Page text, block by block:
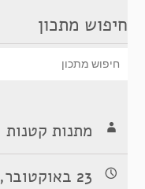
חיפוש מתכון
מתנות קטנות
23 באוקטובר, 2020